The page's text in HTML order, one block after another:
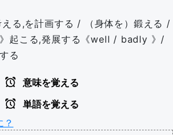
える,を計画する / （身体を）鍛える /
》起こる,発展する《well / badly 》/
る
意味を覚える
単語を覚える
？